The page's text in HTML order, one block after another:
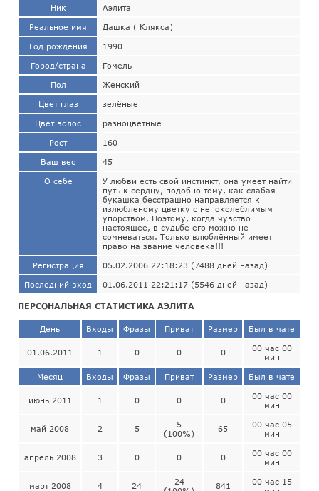
Ник Аэлита
Реальное имя Дашка ( Клякса)
Год рождения 1990
Город/страна Гомель
Пол Женский
Цвет глаз зелёные
Цвет волос разноцветные
Рост 160
Ваш вес 45
О себе
У любви есть свой инстинкт, она умеет найти
путь к сердцу, подобно тому, как слабая
букашка бесстрашно направляется к
излюбленому цветку с непоколеблимым
упорством. Поэтому, когда чувство
настоящее, в судьбе его можно не
сомневаться. Только влюблённый имеет
право на звание человека!!!
Регистрация 05.02.2006 22:18:23 (7488 дней назад)
Последний вход 01.06.2011 22:21:17 (5546 дней назад)
ПЕРСОНАЛЬНАЯ СТАТИСТИКА АЭЛИТА
День Входы Фразы Приват Размер Был в чате
01.06.2011 1 0 0 0
00 час 00
мин
Месяц Входы Фразы Приват Размер Был в чате
июнь 2011 1 0 0 0
00 час 00
мин
май 2008 2 5
5
(100%)
65
00 час 05
мин
апрель 2008 3 0 0 0
00 час 00
мин
март 2008 4 24
24
841
00 час 15